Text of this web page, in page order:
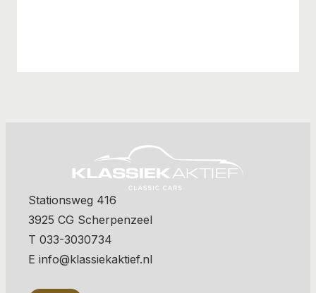
Stationsweg 416
3925 CG Scherpenzeel
T 033-3030734
E info@klassiekaktief.nl